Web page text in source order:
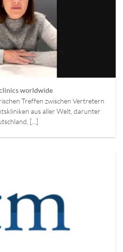
worldwide
Treffen zwischen Vertretern
aus aller Welt, darunter
[...]